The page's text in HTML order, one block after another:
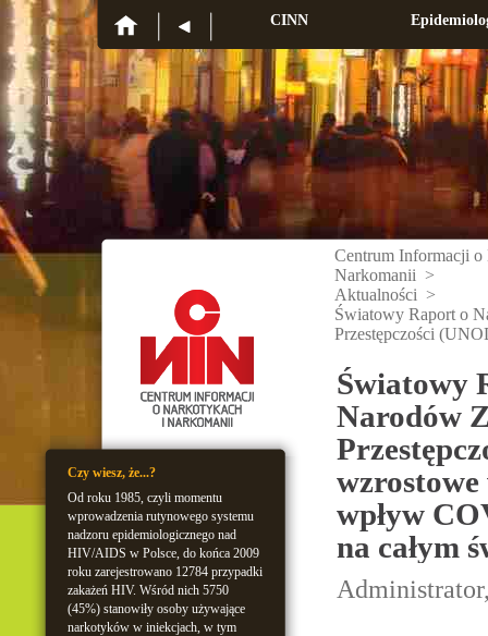
CINN
Czy wiesz, że...?
Od roku 1985, czyli momentu
wprowadzenia rutynowego systemu
nadzoru epidemiologicznego nad
HIV/AIDS w Polsce, do końca 2009
roku zarejestrowano 12784 przypadki
zakażeń HIV. Wśród nich 5750
(45%) stanowiły osoby używające
narkotyków w iniekcjach, w tym
Centrum Informacji o
Narkomanii >
Aktualności >
Światowy Raport o
Przestępczości
Światowy
Narodów
wzrostowe
wpływ
na całym